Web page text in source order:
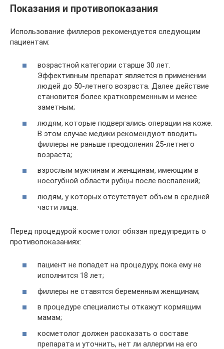
Показания и противопоказания
Использование филлеров рекомендуется следующим
пациентам:
возрастной категории старше 30 лет.
Эффективным препарат является в применении
людей до 50-летнего возраста. Далее действие
становится более кратковременным и менее
заметным;
людям, которые подвергались операции на коже.
В этом случае медики рекомендуют вводить
филлеры не раньше преодоления 25-летнего
возраста;
взрослым мужчинам и женщинам, имеющим в
носогубной области рубцы после воспалений;
людям, у которых отсутствует объем в средней
части лица.
Перед процедурой косметолог обязан предупредить о
противопоказаниях:
пациент не попадет на процедуру, пока ему не
исполнится 18 лет;
филлеры не ставятся беременным женщинам;
в процедуре специалисты откажут кормящим
мамам;
косметолог должен рассказать о составе
препарата и уточнить, нет ли аллергии на его